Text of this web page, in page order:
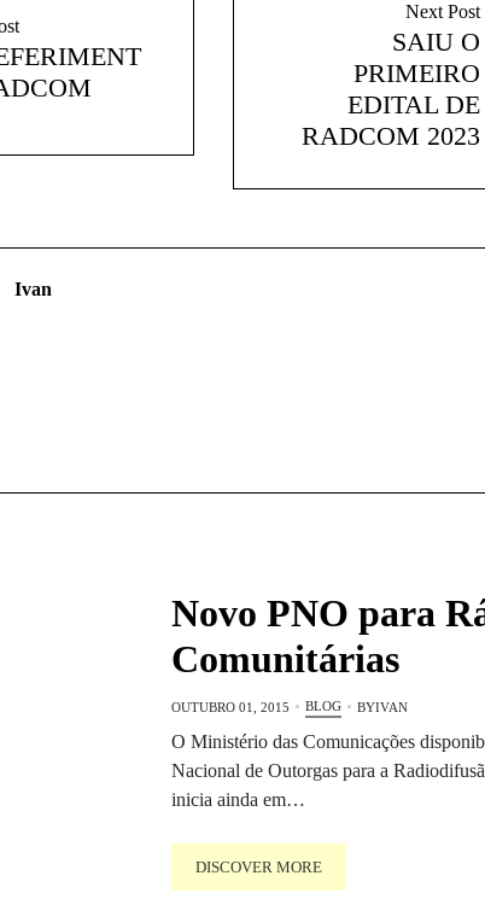
Next Post
SAIU O
PRIMEIRO
EDITAL DE
RADCOM 2023
Ivan
Novo PNO para
Comunitárias
OUTUBRO 01, 2015 BLOG BYIVAN
O Ministério das Comunicações
Nacional de Outorgas para a
inicia ainda em…
DISCOVER MORE